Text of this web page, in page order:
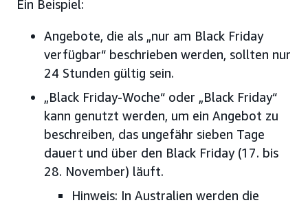
Ein Beispiel:
Angebote, die als „nur am Black Friday
verfügbar“ beschrieben werden, sollten nur
24 Stunden gültig sein.
„Black Friday-Woche“ oder „Black Friday“
kann genutzt werden, um ein Angebot zu
beschreiben, das ungefähr sieben Tage
dauert und über den Black Friday (17. bis
28. November) läuft.
Hinweis: In Australien werden die